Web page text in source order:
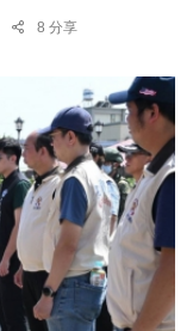
8 分享